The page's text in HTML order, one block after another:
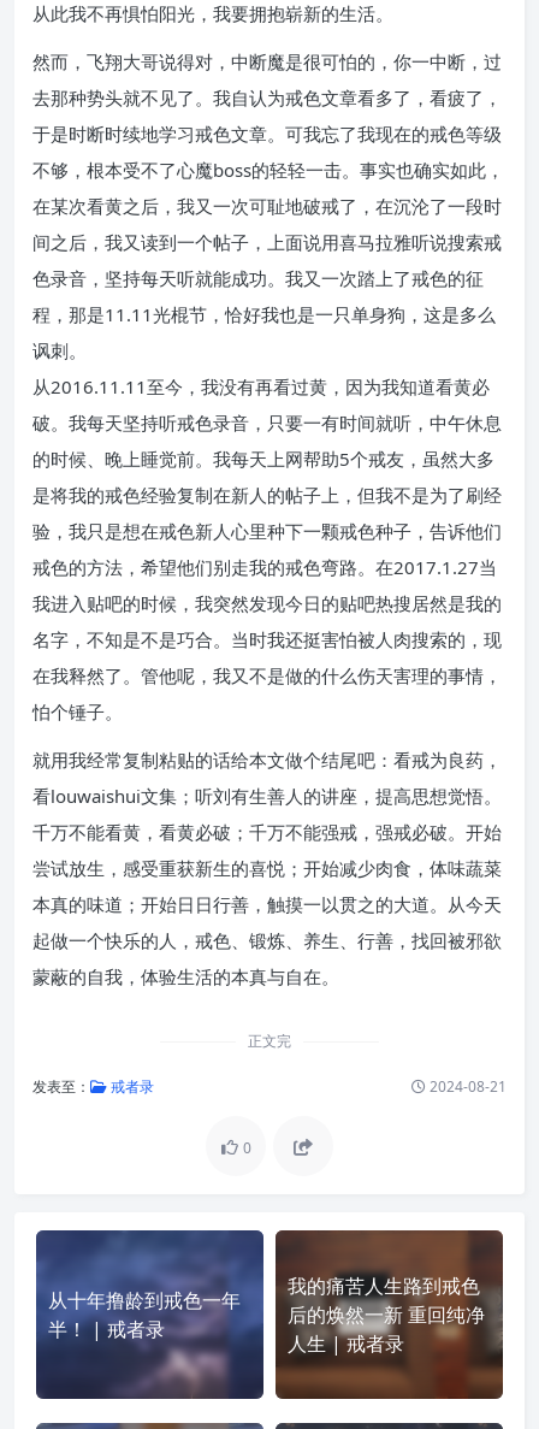
从此我不再惧怕阳光，我要拥抱崭新的生活。
然而，飞翔大哥说得对，中断魔是很可怕的，你一中断，过
去那种势头就不见了。我自认为戒色文章看多了，看疲了，
于是时断时续地学习戒色文章。可我忘了我现在的戒色等级
不够，根本受不了心魔boss的轻轻一击。事实也确实如此，
在某次看黄之后，我又一次可耻地破戒了，在沉沦了一段时
间之后，我又读到一个帖子，上面说用喜马拉雅听说搜索戒
色录音，坚持每天听就能成功。我又一次踏上了戒色的征
程，那是11.11光棍节，恰好我也是一只单身狗，这是多么
讽刺。
从2016.11.11至今，我没有再看过黄，因为我知道看黄必
破。我每天坚持听戒色录音，只要一有时间就听，中午休息
的时候、晚上睡觉前。我每天上网帮助5个戒友，虽然大多
是将我的戒色经验复制在新人的帖子上，但我不是为了刷经
验，我只是想在戒色新人心里种下一颗戒色种子，告诉他们
戒色的方法，希望他们别走我的戒色弯路。在2017.1.27当
我进入贴吧的时候，我突然发现今日的贴吧热搜居然是我的
名字，不知是不是巧合。当时我还挺害怕被人肉搜索的，现
在我释然了。管他呢，我又不是做的什么伤天害理的事情，
怕个锤子。
就用我经常复制粘贴的话给本文做个结尾吧：看戒为良药，
看louwaishui文集；听刘有生善人的讲座，提高思想觉悟。
千万不能看黄，看黄必破；千万不能强戒，强戒必破。开始
尝试放生，感受重获新生的喜悦；开始减少肉食，体味蔬菜
本真的味道；开始日日行善，触摸一以贯之的大道。从今天
起做一个快乐的人，戒色、锻炼、养生、行善，找回被邪欲
蒙蔽的自我，体验生活的本真与自在。
正文完
发表至： 戒者录 2024-08-21
0
从十年撸龄到戒色一年
半！ | 戒者录
我的痛苦人生路到戒色
后的焕然一新 重回纯净
人生 | 戒者录